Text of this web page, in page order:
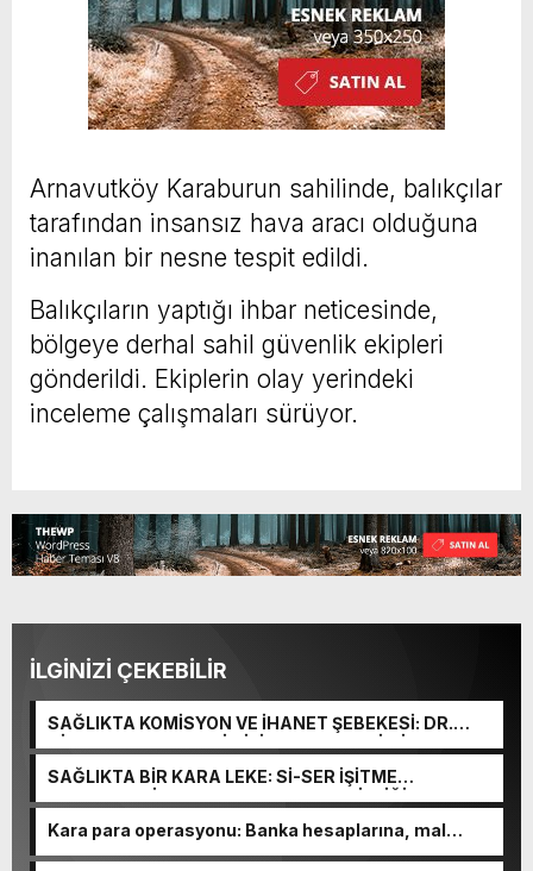
Arnavutköy Karaburun sahilinde, balıkçılar
tarafından insansız hava aracı olduğuna
inanılan bir nesne tespit edildi.
Balıkçıların yaptığı ihbar neticesinde,
bölgeye derhal sahil güvenlik ekipleri
gönderildi. Ekiplerin olay yerindeki
inceleme çalışmaları sürüyor.
İLGİNİZİ ÇEKEBİLİR
SAĞLIKTA KOMİSYON VE İHANET ŞEBEKESİ: DR.
NİHAT URUÇ VE SEMİH İŞİTME MERKEZİ’NİN SGK
VURGUNU!
SAĞLIKTA BİR KARA LEKE: Sİ-SER İŞİTME
MERKEZLERİ VE MODERN UMUT TACİRLİĞİ
Kara para operasyonu: Banka hesaplarına, mal